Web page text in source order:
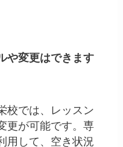
や変更はできます
校では、レッスン
更が可能です。専
用して、空き状況